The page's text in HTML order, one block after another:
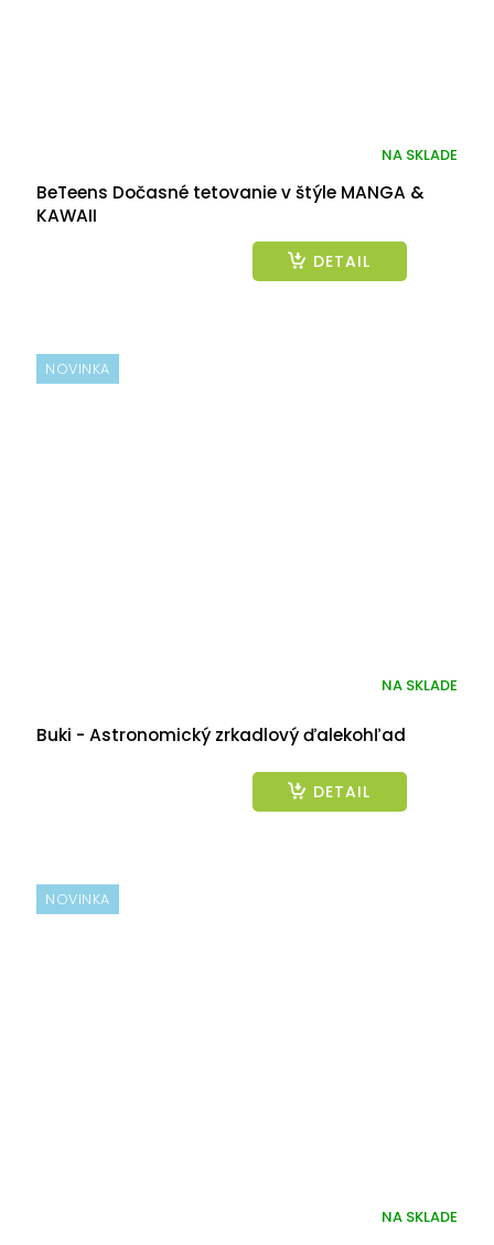
BeTeens Dočasné tetovanie v štýle MANGA &
KAWAII
NA SKLADE
DETAIL
NOVINKA
Buki - Astronomický zrkadlový ďalekohľad
NA SKLADE
DETAIL
NOVINKA
NA SKLADE